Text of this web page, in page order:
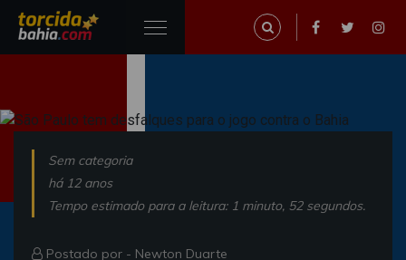
Sem categoria
há 12 anos
Tempo estimado para a leitura: 1 minuto, 52 segundos.
Postado por - Newton Duarte